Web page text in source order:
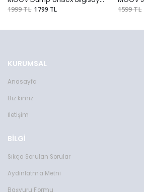
1999 TL 1799 TL 1599 TL
KURUMSAL
Anasayfa
Biz kimiz
İletişim
BİLGİ
Sıkça Sorulan Sorular
Aydınlatma Metni
Başvuru Formu